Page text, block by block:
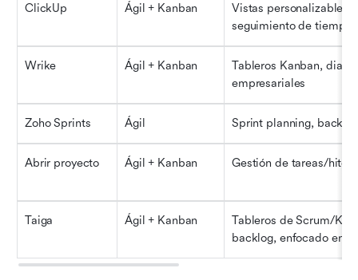
ClickUp Ágil + Kanban
Vistas personalizables,
seguimiento de tiempo
Wrike Ágil + Kanban
Tableros Kanban,
empresariales
Zoho Sprints Ágil Sprint planning,
Abrir proyecto Ágil + Kanban Gestión de tareas/
Taiga Ágil + Kanban
Tableros de Scrum/
backlog, enfocado en